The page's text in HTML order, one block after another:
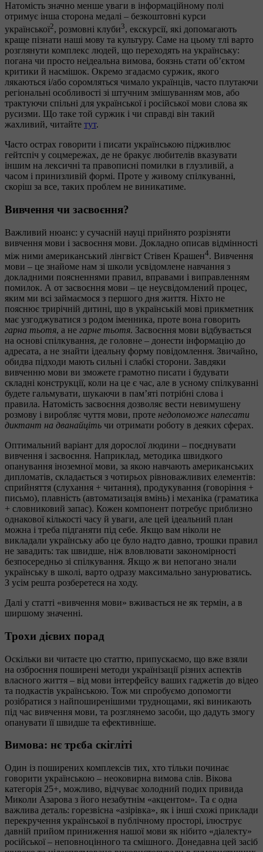
Натомість значно менше уваги в інформаційному полі
отримує інша сторона медалі – безкоштовні курси
української2, розмовні клуби3, екскурсії, які допомагають
краще пізнати наші мову та культуру. Саме на цьому тлі варто
розглянути комплекс людей, що переходять на українську:
погана чи просто неідеальна вимова, боязнь стати об’єктом
критики й насмішок. Окремо згадаємо суржик, якого
лякаються і/або соромляться чимало українців, часто плутаючи
регіональні особливості зі штучним змішуванням мов, або
трактуючи спільні для української і російської мови слова як
русизми. Що таке той суржик і чи справді він такий
жахливий, читайте тут.
Часто острах говорити і писати українською підживлює
гейтспіч у соцмережах, де не бракує любителів вказувати
іншим на лексичні та правописні помилки в глузливій, а
часом і принизливій формі. Проте у живому спілкуванні,
скоріш за все, таких проблем не виникатиме.
Вивчення чи засвоєння?
Важливий нюанс: у сучасній науці прийнято розрізняти
вивчення мови і засвоєння мови. Докладно описав відмінності
між ними американський лінгвіст Стівен Крашен4. Вивчення
мови – це знайоме нам зі школи усвідомлене навчання з
докладними поясненнями правил, вправами і виправленням
помилок. А от засвоєння мови – це неусвідомлений процес,
яким ми всі займаємося з першого дня життя. Ніхто не
пояснює трирічній дитині, що в українській мові прикметник
має узгоджуватися з родом іменника, проте вона говорить
гарна тьотя, а не гарне тьотя. Засвоєння мови відбувається
на основі спілкування, де головне – донести інформацію до
адресата, а не знайти ідеальну форму повідомлення. Звичайно,
обидва підходи мають сильні і слабкі сторони. Завдяки
вивченню мови ви зможете грамотно писати і будувати
складні конструкції, коли на це є час, але в усному спілкуванні
будете гальмувати, шукаючи в пам’яті потрібні слова і
правила. Натомість засвоєння дозволяє вести невимушену
розмову і виробляє чуття мови, проте недопоможе напесати
диктант на дванайціть чи отримати роботу в деяких сферах.
Оптимальний варіант для дорослої людини – поєднувати
вивчення і засвоєння. Наприклад, методика швидкого
опанування іноземної мови, за якою навчають американських
дипломатів, складається з чотирьох рівноважливих елементів:
сприйняття (слухання + читання), продукування (говоріння +
письмо), плавність (автоматизація вмінь) і механіка (граматика
+ словниковий запас). Кожен компонент потребує приблизно
однакової кількості часу й уваги, але цей ідеальний план
можна і треба підганяти під себе. Якщо вам ніколи не
викладали українську або це було надто давно, трошки правил
не завадить: так швидше, ніж вловлювати закономірності
безпосередньо зі спілкування. Якщо ж ви непогано знали
українську в школі, варто одразу максимально занурюватись.
З усім решта розберетеся на ходу.
Далі у статті «вивчення мови» вживається не як термін, а в
ширшому значенні.
Трохи дієвих порад
Оскільки ви читаєте цю статтю, припускаємо, що вже взяли
на озброєння поширені методи українізації різних аспектів
власного життя – від мови інтерфейсу ваших гаджетів до відео
та подкастів українською. Тож ми спробуємо допомогти
розібратися з найпоширенішими труднощами, які виникають
під час вивчення мови, та розглянемо засоби, що дадуть змогу
опанувати її швидше та ефективніше.
Вимова: нє трєба скігліті
Один із поширених комплексів тих, хто тільки починає
говорити українською – неоковирна вимова слів. Вікова
категорія 25+, можливо, відчуває холодний подих привида
Миколи Азарова з його незабутнім «акцентом». Та є одна
важлива деталь: горезвісна «азірівка», як і інші схожі приклади
перекручення української в публічному просторі, ілюструє
давній прийом приниження нашої мови як нібито «діалекту»
російської – неповноцінного та смішного. Донедавна цей засіб